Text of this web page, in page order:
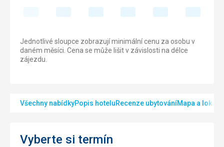
Jednotlivé sloupce zobrazují minimální cenu za osobu v
daném měsíci. Cena se může lišit v závislosti na délce
zájezdu.
Všechny nabídkyPopis hoteluRecenze ubytováníMapa a
Vyberte si termín